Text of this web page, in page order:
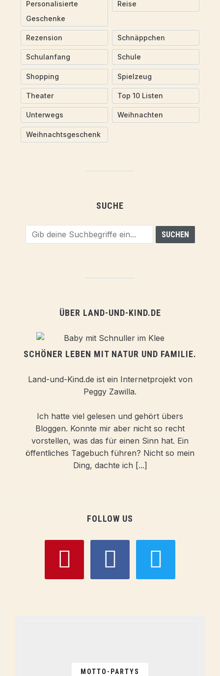
Personalisierte
Geschenke
Reise
Rezension Schnäppchen
Schulanfang Schule
Shopping Spielzeug
Theater Top 10 Listen
Unterwegs Weihnachten
Weihnachtsgeschenk
SUCHE
ÜBER LAND-UND-KIND.DE
SCHÖNER LEBEN MIT NATUR UND FAMILIE.
Land-und-Kind.de ist ein Internetprojekt von
Peggy Zawilla.
Ich hatte viel gelesen und gehört übers
Bloggen. Konnte mir aber nicht so recht
vorstellen, was das für einen Sinn hat. Ein
öffentliches Tagebuch führen? Nicht so mein
Ding, dachte ich [...]
FOLLOW US
MOTTO-PARTYS